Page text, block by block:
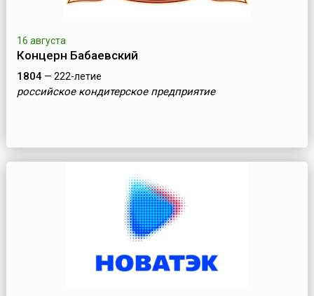
16 августа
Концерн Бабаевский
1804— 222-летие
российское кондитерское предприятие